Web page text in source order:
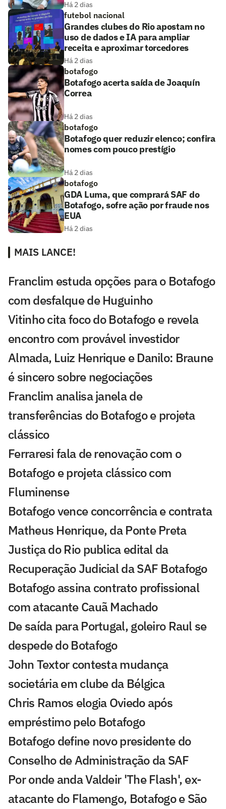
Há 2 dias
futebol nacional
Grandes clubes do Rio apostam no
uso de dados e IA para ampliar
receita e aproximar torcedores
Há 2 dias
botafogo
Botafogo acerta saída de Joaquín
Correa
Há 2 dias
botafogo
Botafogo quer reduzir elenco; confira
nomes com pouco prestígio
Há 2 dias
botafogo
GDA Luma, que comprará SAF do
Botafogo, sofre ação por fraude nos
EUA
Há 2 dias
MAIS LANCE!
Franclim estuda opções para o Botafogo
com desfalque de Huguinho
Vitinho cita foco do Botafogo e revela
encontro com provável investidor
Almada, Luiz Henrique e Danilo: Braune
é sincero sobre negociações
Franclim analisa janela de
transferências do Botafogo e projeta
clássico
Ferraresi fala de renovação com o
Botafogo e projeta clássico com
Fluminense
Botafogo vence concorrência e contrata
Matheus Henrique, da Ponte Preta
Justiça do Rio publica edital da
Recuperação Judicial da SAF Botafogo
Botafogo assina contrato profissional
com atacante Cauã Machado
De saída para Portugal, goleiro Raul se
despede do Botafogo
John Textor contesta mudança
societária em clube da Bélgica
Chris Ramos elogia Oviedo após
empréstimo pelo Botafogo
Botafogo define novo presidente do
Conselho de Administração da SAF
Por onde anda Valdeir 'The Flash', ex-
atacante do Flamengo, Botafogo e São